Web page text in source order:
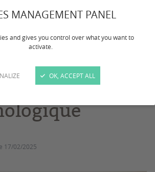
MANAGEMENT PANEL
and gives you control over what you want to
activate.
OK, ACCEPT ALL
et
didactique et
17/02/2025